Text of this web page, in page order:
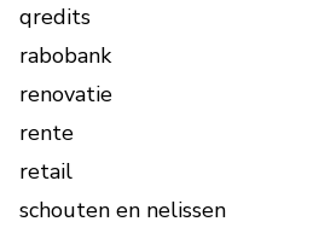
qredits
rabobank
renovatie
rente
retail
schouten en nelissen